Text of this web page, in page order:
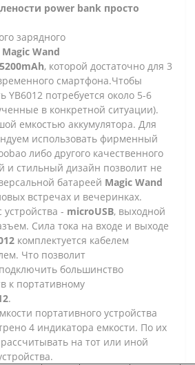
power bank просто
зарядного
Wand
5200mAh, которой достаточно для 3
смартфона.Чтобы
YB6012 потребуется около 5-6
в конкретной ситуации).
емкостью аккумулятора. Для
использовать фирменный
либо другого качественного
и стильный дизайн позволит не
батареей Magic Wand
встречах и вечеринках.
- microUSB, выходной
Сила тока на входе и выходе
комплектуется кабелем
Что позволит
большинство
к портативному
.
портативного устройства
4 индикатора емкости. По их
на тот или иной